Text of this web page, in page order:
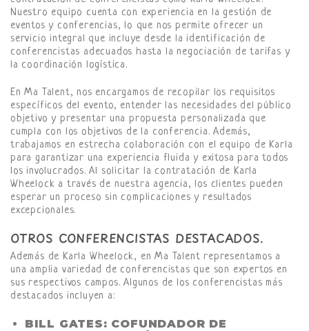
Nuestro equipo cuenta con experiencia en la gestión de
eventos y conferencias, lo que nos permite ofrecer un
servicio integral que incluye desde la identificación de
conferencistas adecuados hasta la negociación de tarifas y
la coordinación logística.
En Ma Talent, nos encargamos de recopilar los requisitos
específicos del evento, entender las necesidades del público
objetivo y presentar una propuesta personalizada que
cumpla con los objetivos de la conferencia. Además,
trabajamos en estrecha colaboración con el equipo de Karla
para garantizar una experiencia fluida y exitosa para todos
los involucrados. Al solicitar la contratación de Karla
Wheelock a través de nuestra agencia, los clientes pueden
esperar un proceso sin complicaciones y resultados
excepcionales.
OTROS CONFERENCISTAS DESTACADOS.
Además de Karla Wheelock, en Ma Talent representamos a
una amplia variedad de conferencistas que son expertos en
sus respectivos campos. Algunos de los conferencistas más
destacados incluyen a:
BILL GATES: COFUNDADOR DE